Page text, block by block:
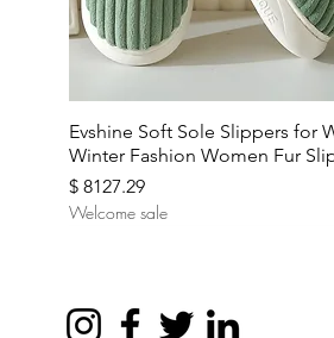
Aperçu rapide
Evshine Soft Sole Slippers for
Winter Fashion Women Fur
Prix
$ 8127.29
Welcome sale